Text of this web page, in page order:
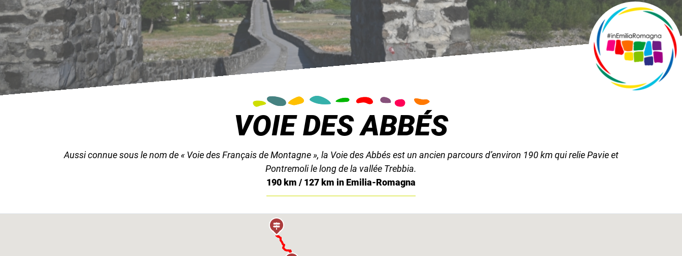
VOIE DES ABBÉS
Aussi connue sous le nom de « Voie des Français de Montagne », la Voie des Abbés est un ancien parcours d’environ 190 km qui relie Pavie et
Pontremoli le long de la vallée Trebbia.
190 km / 127 km in Emilia-Romagna